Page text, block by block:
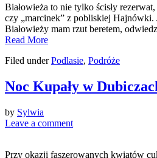
Białowieża to nie tylko ścisły
czy „marcinek” z pobliskiej Hajnówki.
Białowieży mam rzut beretem,
Read More
Filed underPodlasie, Podróże
Noc Kupały w
by Sylwia
Leave a comment
Przy okazji faszerowanych kwiatów